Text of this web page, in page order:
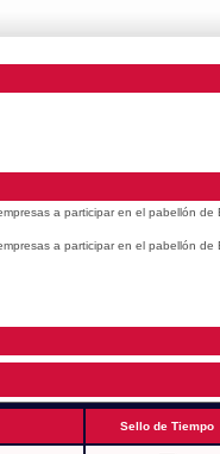
a participar en el pabellón de
a participar en el pabellón de
Sello de Tiempo